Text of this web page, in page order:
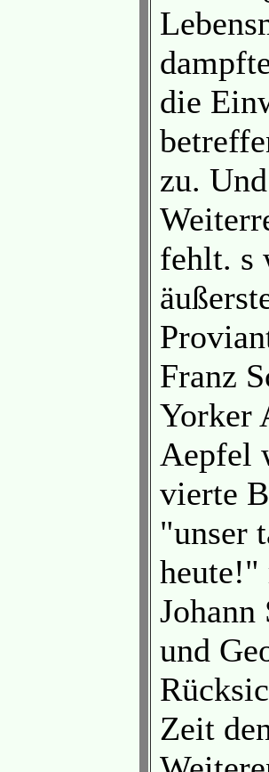
die
zu.
fehlt. s
Franz
Yorker
Aepfel
vierte
"unser
heute!"
und
Zeit